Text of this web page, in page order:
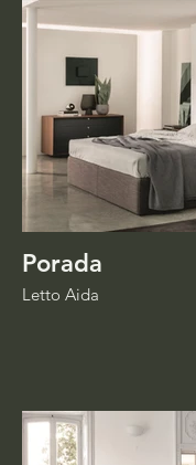
Porada
Letto Aida